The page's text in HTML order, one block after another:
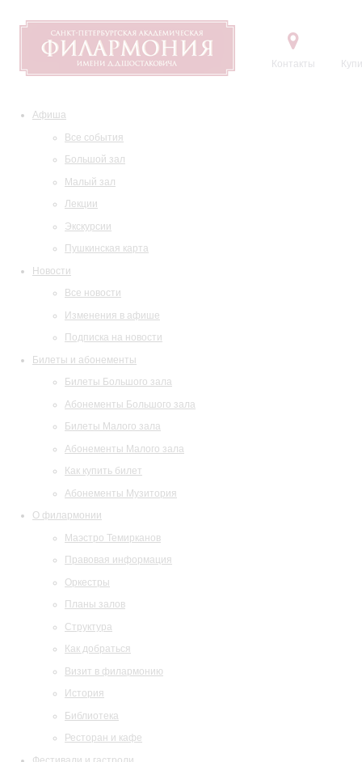
Контакты
Афиша
Все события
Большой зал
Малый зал
Лекции
Экскурсии
Пушкинская карта
Новости
Все новости
Изменения в афише
Подписка на новости
Билеты и абонементы
Билеты Большого зала
Абонементы Большого зала
Билеты Малого зала
Абонементы Малого зала
Как купить билет
Абонементы Музитория
О филармонии
Маэстро Темирканов
Правовая информация
Оркестры
Планы залов
Структура
Как добраться
Визит в филармонию
История
Библиотека
Ресторан и кафе